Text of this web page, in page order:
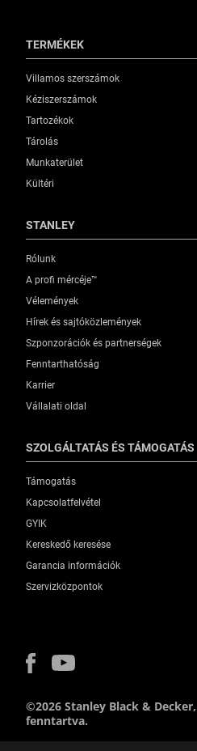
TERMÉKEK
Villamos szerszámok
Kéziszerszámok
Tartozékok
Tárolás
Munkaterület
Kültéri
STANLEY
Rólunk
A profi mércéje™
Vélemények
Hírek és sajtóközlemények
Szponzorációk és partnerségek
Fenntarthatóság
Karrier
Vállalati oldal
SZOLGÁLTATÁS ÉS TÁMOGATÁS
Támogatás
Kapcsolatfelvétel
GYIK
Kereskedő keresése
Garancia információk
Szervizközpontok
©2026 Stanley Black &
fenntartva.